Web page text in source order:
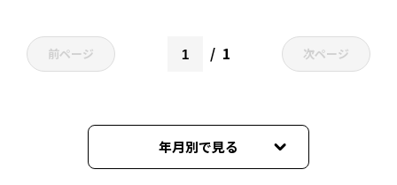
前ページ 1 次ページ
年月別で見る